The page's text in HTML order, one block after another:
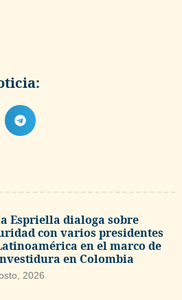
Espriella dialoga sobre
con varios presidentes
en el marco de
en Colombia
2026